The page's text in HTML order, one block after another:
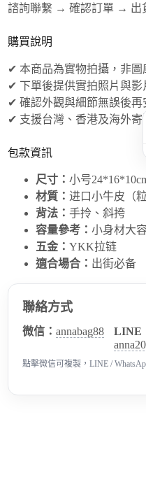
諮詢聯繫 → 確認訂單 → 出
購買說明
✔ 本商品為實物拍攝，非圖
✔ 下單後提供實拍照片與影
✔ 確認外觀與細節無誤後再
✔ 支援台灣、香港及海外寄
包款資訊
尺寸：小号
材質：进口小牛皮（
背法：手拎、斜挎
容量參考：小身材大
五金：YKK拉链
適合場合： 出街必备
聯絡方式
微信：annabag88
LINE
點擊微信可複製，LINE /